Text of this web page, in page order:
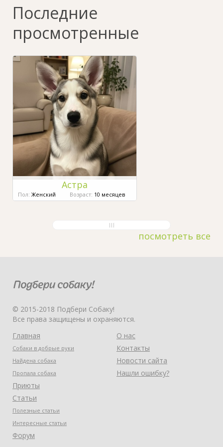
Последние
просмотренные
Астра
Пол: Женский Возраст: 10 месяцев
посмотреть все
© 2015-2018 Подбери Собаку!
Все права защищены и охраняются.
Главная
Собаки в добрые руки
Найдена собака
Пропала собака
Приюты
Статьи
Полезные статьи
Интересные статьи
Форум
О нас
Контакты
Новости сайта
Нашли ошибку?